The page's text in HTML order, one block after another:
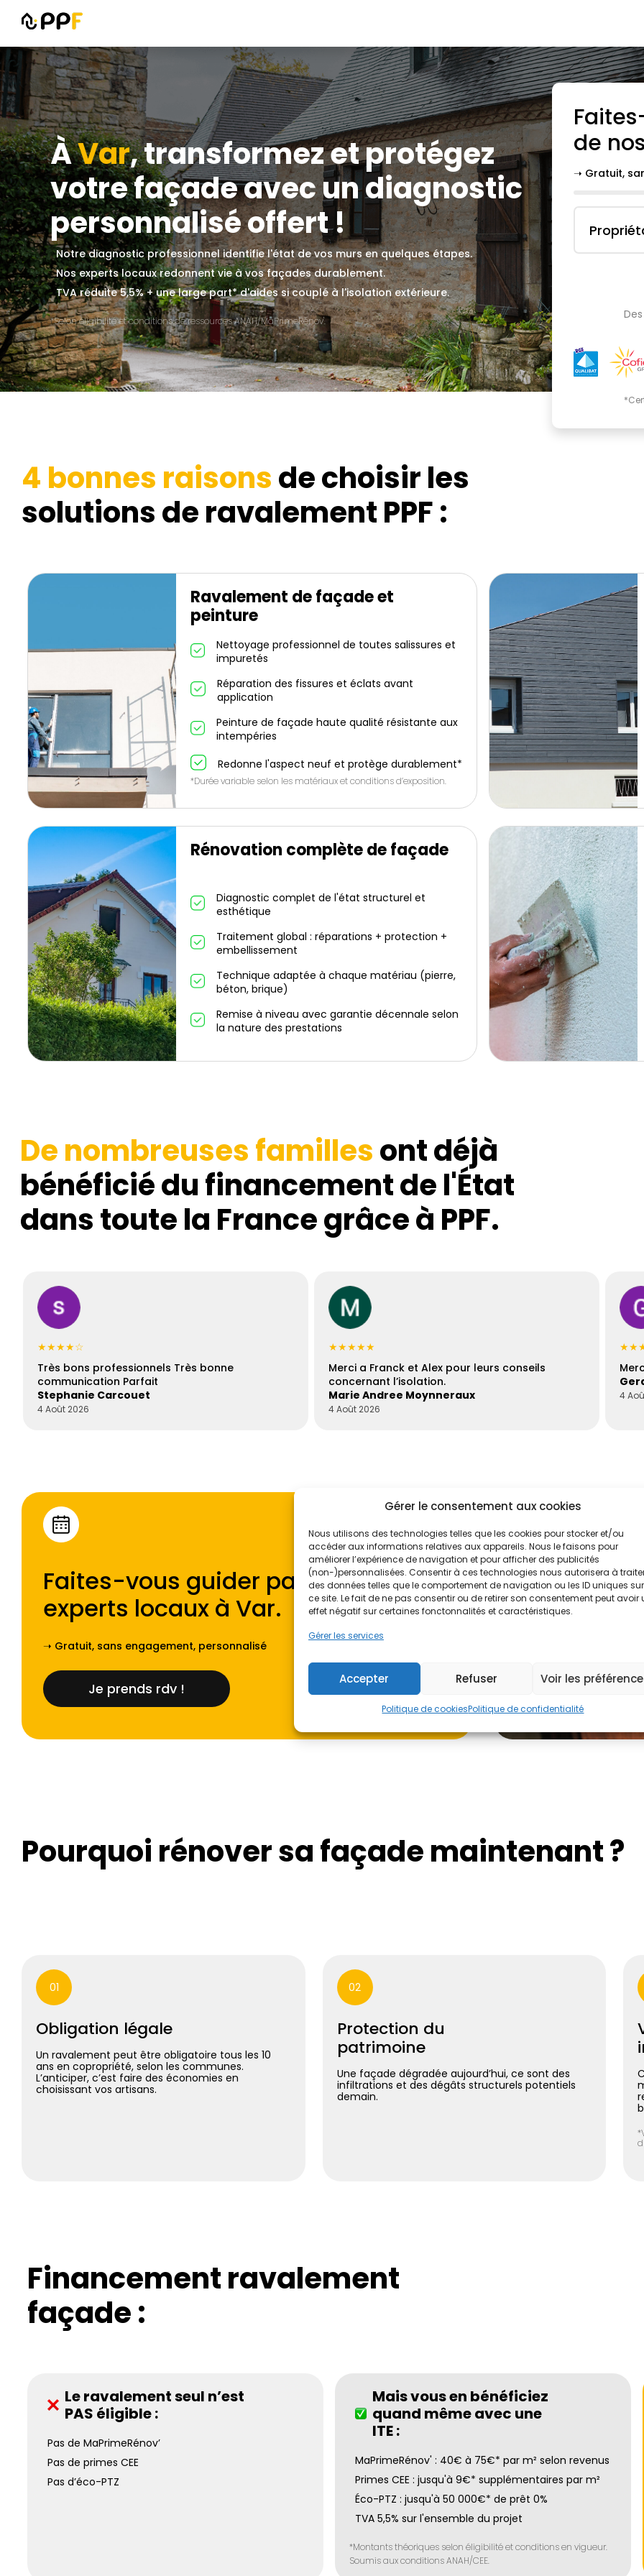
Gérer le consentement aux cookies
Nous utilisons des technologies telles que les cookies pour stocker et/ou
accéder aux informations relatives aux appareils. Nous le faisons pour
améliorer l’expérience de navigation et pour afficher des publicités
(non-)personnalisées. Consentir à ces technologies nous autorisera à
des données telles que le comportement de navigation ou les ID uniques sur
ce site. Le fait de ne pas consentir ou de retirer son consentement peut avoir
effet négatif sur certaines fonctonnalités et caractéristiques.
Gérer les services
Accepter Refuser Voir les
Politique de cookiesPolitique de confidentialité
ÀVar, transformez et protégez
votre façade avec un diagnostic
personnalisé offert !
Notre diagnostic professionnel identifie l'état de vos murs en quelques étapes.
Nos experts locaux redonnent vie à vos façades durablement.
TVA réduite 5,5% + une large part* d'aides si couplé à l'isolation extérieure.
*Selon éligibilité et conditions de ressources ANAH/MaPrimeRénov'.
de
➝ Gratuit,
4 bonnes raisonsde choisir les
solutions de ravalement PPF :
Ravalement de façade et
peinture
Nettoyage professionnel de toutes salissures et
impuretés
Réparation des fissures et éclats avant
application
Peinture de façade haute qualité résistante aux
intempéries
Redonne l'aspect neuf et protège durablement*
*Durée variable selon les matériaux et conditions d’exposition.
Rénovation complète de façade
Diagnostic complet de l'état structurel et
esthétique
Traitement global : réparations + protection +
embellissement
Technique adaptée à chaque matériau (pierre,
béton, brique)
Remise à niveau avec garantie décennale selon
la nature des prestations
De nombreuses famillesont déjà
bénéficié du financement de l'État
dans toute la France grâce à PPF.
★★★★☆
Très bons professionnels Très bonne
communication Parfait
Stephanie Carcouet
4 Août 2026
★★★★★
Merci a Franck et Alex pour leurs conseils
concernant l’isolation.
Marie Andree Moynneraux
4 Août 2026
4
Faites-vous guider par l'un de nos
experts locaux à Var.
➝ Gratuit, sans engagement, personnalisé
Je prends rdv !
Pourquoi rénover sa façade maintenant ?
01
Obligation légale
Un ravalement peut être obligatoire tous les 10
ans en copropriété, selon les communes.
L’anticiper, c’est faire des économies en
choisissant vos artisans.
02
Protection du
patrimoine
Une façade dégradée aujourd’hui, ce sont des
infiltrations et des dégâts structurels potentiels
demain.
Financement ravalement
façade :
Le ravalement seul n’est
PAS éligible :
Pas de MaPrimeRénov’
Pas de primes CEE
Pas d’éco-PTZ
Mais vous en bénéficiez
quand même avec une
ITE :
MaPrimeRénov' : 40€ à 75€* par m² selon revenus
Primes CEE : jusqu'à 9€* supplémentaires par m²
Éco-PTZ : jusqu'à 50 000€* de prêt 0%
TVA 5,5% sur l'ensemble du projet
*Montants théoriques selon éligibilité et conditions en vigueur.
Soumis aux conditions ANAH/CEE.